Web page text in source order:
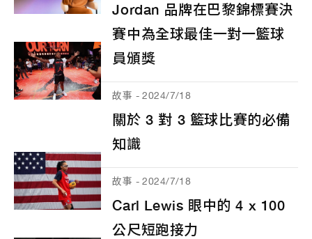
Jordan 品牌在巴黎錦標賽決
賽中為全球最佳一對一籃球
員頒獎
故事 - 2024/7/18
關於 3 對 3 籃球比賽的必備
知識
故事 - 2024/7/18
Carl Lewis 眼中的 4 x 100
公尺短跑接力